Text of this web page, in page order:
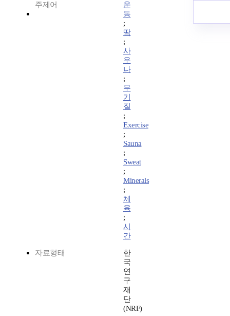
주제어
운
동
;
땀
;
사
우
나
;
무
기
질
;
Exercise
;
Sauna
;
Sweat
;
Minerals
;
체
육
;
시
간
자료형태
한
국
연
구
재
단
(NRF)